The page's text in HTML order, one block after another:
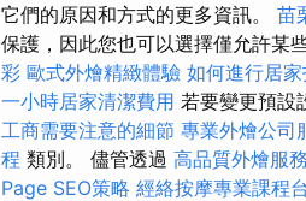
它們的原因和方式的更多資訊。 苗
保護，因此您也可以選擇僅允許某
彩 歐式外燴精緻體驗 如何進行居
一小時居家清潔費用 若要變更預設
工商需要注意的細節 專業外燴公司
程 類別。 儘管透過 高品質外燴服務
Page SEO策略 經絡按摩專業課程